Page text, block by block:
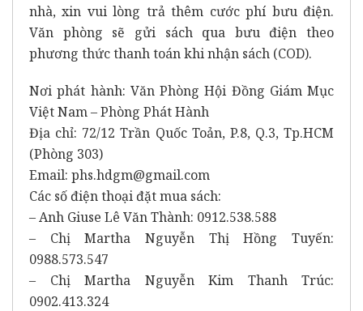
nhà, xin vui lòng trả thêm cước phí bưu điện.
Văn phòng sẽ gửi sách qua bưu điện theo
phương thức thanh toán khi nhận sách (COD).
Nơi phát hành: Văn Phòng Hội Đồng Giám Mục
Việt Nam – Phòng Phát Hành
Địa chỉ: 72/12 Trần Quốc Toản, P.8, Q.3, Tp.HCM
(Phòng 303)
Email: phs.hdgm@gmail.com
Các số điện thoại đặt mua sách:
– Anh Giuse Lê Văn Thành: 0912.538.588
– Chị Martha Nguyễn Thị Hồng Tuyến:
0988.573.547
– Chị Martha Nguyễn Kim Thanh Trúc:
0902.413.324